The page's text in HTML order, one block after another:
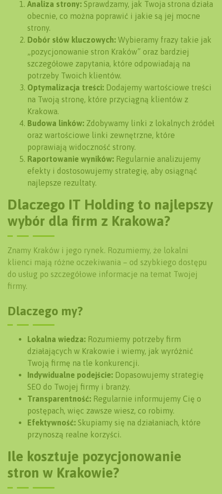
Analiza strony: Sprawdzamy, jak Twoja strona działa
obecnie, co można poprawić i jakie są jej mocne
strony.
Dobór słów kluczowych: Wybieramy frazy takie jak
„pozycjonowanie stron Kraków” oraz bardziej
szczegółowe zapytania, które odpowiadają na
potrzeby Twoich klientów.
Optymalizacja treści: Dodajemy wartościowe treści
na Twoją stronę, które przyciągną klientów z
Krakowa.
Budowa linków: Zdobywamy linki z lokalnych źródeł
oraz wartościowe linki zewnętrzne, które
poprawiają widoczność strony.
Raportowanie wyników: Regularnie analizujemy
efekty i dostosowujemy strategię, aby osiągnąć
najlepsze rezultaty.
Dlaczego IT Holding to najlepszy
wybór dla firm z Krakowa?
Znamy Kraków i jego rynek. Rozumiemy, że lokalni
klienci mają różne oczekiwania – od szybkiego dostępu
do usług po szczegółowe informacje na temat Twojej
firmy.
Dlaczego my?
Lokalna wiedza: Rozumiemy potrzeby firm
działających w Krakowie i wiemy, jak wyróżnić
Twoją firmę na tle konkurencji.
Indywidualne podejście: Dopasowujemy strategię
SEO do Twojej firmy i branży.
Transparentność: Regularnie informujemy Cię o
postępach, więc zawsze wiesz, co robimy.
Efektywność: Skupiamy się na działaniach, które
przynoszą realne korzyści.
Ile kosztuje pozycjonowanie
stron w Krakowie?